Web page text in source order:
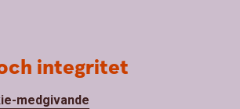
integritet
medgivande